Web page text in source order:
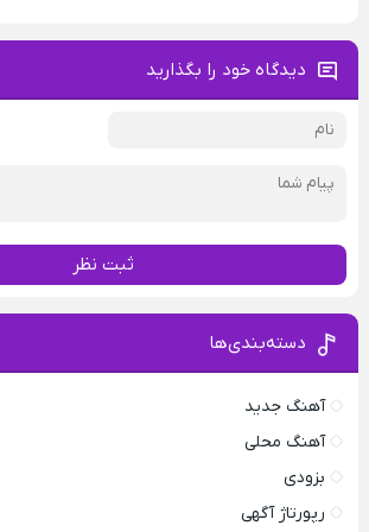
دیدگاه خود را بگذارید
ثبت نظر
دسته‌بندی‌ها
آهنگ جدید
آهنگ محلی
بزودی
رپورتاژ آگهی